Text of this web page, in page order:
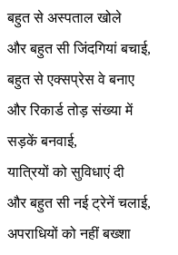
बहुत से अस्पताल खोले
और बहुत सी जिंदगियां बचाई,
बहुत से एक्सप्रेस वे बनाए
और रिकार्ड तोड़ संख्या में
सड़कें बनवाई,
यात्रियों को सुविधाएं दी
और बहुत सी नई ट्रेनें चलाई,
अपराधियों को नहीं बख्शा